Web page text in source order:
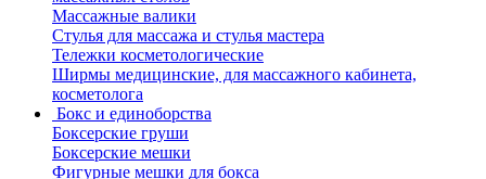
Массажные валики
Стулья для массажа и стулья мастера
Тележки косметологические
Ширмы медицинские, для массажного кабинета,
косметолога
Бокс и единоборства
Боксерские груши
Боксерские мешки
Фигурные мешки для бокса